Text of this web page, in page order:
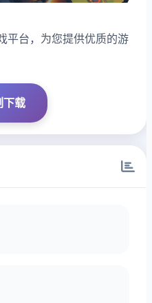
平台，为您提供优质的游
下载